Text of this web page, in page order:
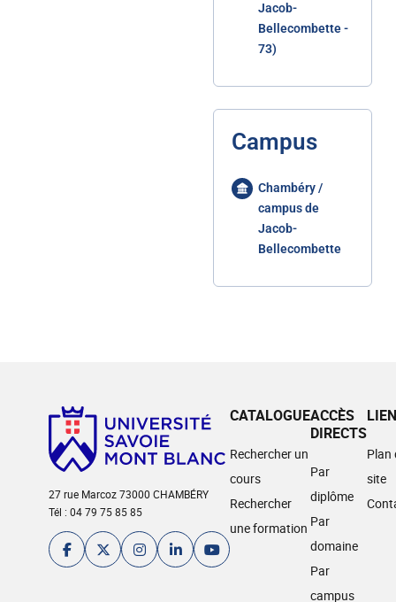
Jacob-
Bellecombette -
73)
Campus
Chambéry /
campus de
Jacob-
Bellecombette
27 rue Marcoz 73000 CHAMBÉRY
Tél : 04 79 75 85 85
CATALOGUE
Rechercher un
cours
Rechercher
une formation
ACCÈS
DIRECTS
Par
diplôme
Par
domaine
Par
campus
Plan
site